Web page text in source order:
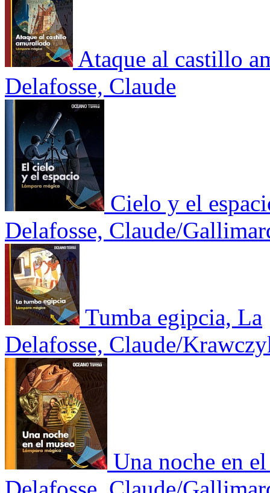
Ataque al castillo
Delafosse, Claude
Cielo y el
Delafosse, Claude/
Tumba egipcia, La
Delafosse, Claude/
Una noche en